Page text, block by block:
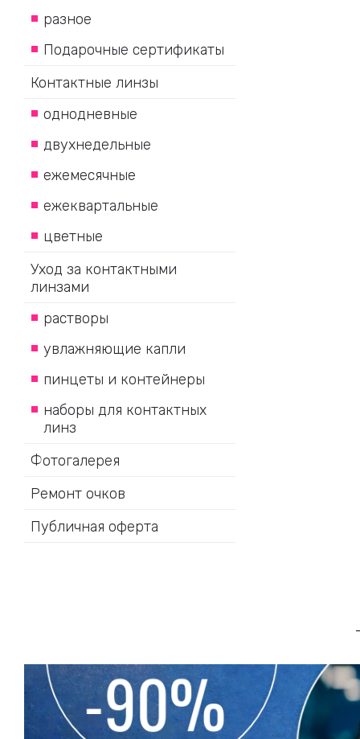
разное
Подарочные сертификаты
Контактные линзы
однодневные
двухнедельные
ежемесячные
ежеквартальные
цветные
Уход за контактными
линзами
растворы
увлажняющие капли
пинцеты и контейнеры
наборы для контактных
линз
Фотогалерея
Ремонт очков
Публичная оферта